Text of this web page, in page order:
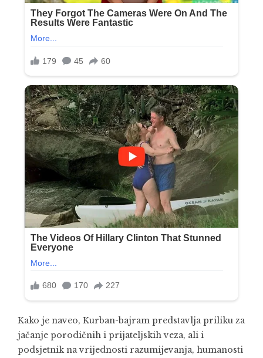
Kako je naveo, Kurban-bajram predstavlja priliku za
jačanje porodičnih i prijateljskih veza, ali i
podsjetnik na vrijednosti razumijevanja, humanosti